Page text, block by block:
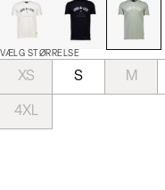
VÆLG STØRRELSE
XS S M
4XL